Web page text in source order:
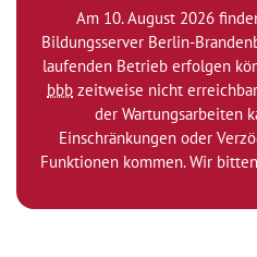
Am 10. August 2026
Bildungsserver Berlin-
laufenden Betrieb erfolgen
bbb zeitweise nicht
der Wartungsarbeiten
Einschränkungen oder
Funktionen kommen. Wir